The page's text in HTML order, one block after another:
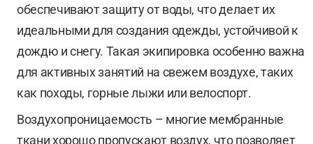
обеспечивают защиту от воды, что делает их
идеальными для создания одежды, устойчивой к
дождю и снегу. Такая экипировка особенно важна
для активных занятий на свежем воздухе, таких
как походы, горные лыжи или велоспорт.
Воздухопроницаемость – многие мембранные
ткани хорошо пропускают воздух, что позволяет